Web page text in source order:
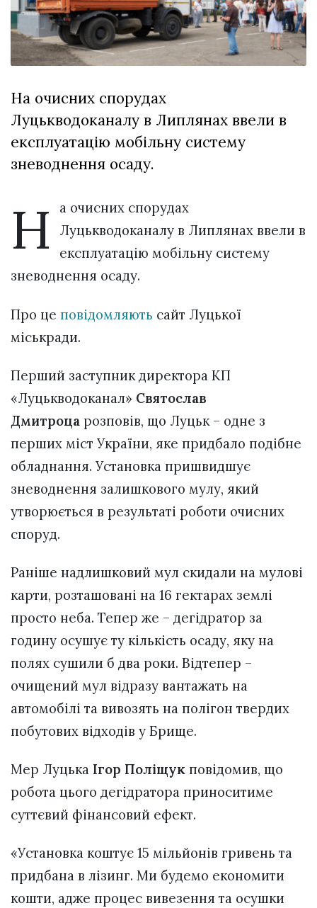
XIX
Спартакіада
VolWe...
29 Липня 2026
582 переглядів
Всі розділи
Персона
Лайф
Афіша
ZONE 18+
Контакти
Політика конфіденційності
На очисних спорудах
Луцькводоканалу в Липлянах ввели в
експлуатацію мобільну систему
зневоднення осаду.
Н
а очисних спорудах
Луцькводоканалу в Липлянах ввели в
експлуатацію мобільну систему
зневоднення осаду.
Про це повідомляють сайт Луцької
міськради.
Перший заступник директора КП
«Луцькводоканал» Святослав
Дмитроца розповів, що Луцьк – одне з
перших міст України, яке придбало подібне
обладнання. Установка пришвидшує
зневоднення залишкового мулу, який
утворюється в результаті роботи очисних
споруд.
Раніше надлишковий мул скидали на мулові
карти, розташовані на 16 гектарах землі
просто неба. Тепер же – дегідратор за
годину осушує ту кількість осаду, яку на
полях сушили б два роки. Відтепер –
очищений мул відразу вантажать на
автомобілі та вивозять на полігон твердих
побутових відходів у Брище.
Мер Луцька Ігор Поліщук повідомив, що
робота цього дегідратора приноситиме
суттєвий фінансовий ефект.
«Установка коштує 15 мільйонів гривень та
придбана в лізинг. Ми будемо економити
кошти, адже процес вивезення та осушки